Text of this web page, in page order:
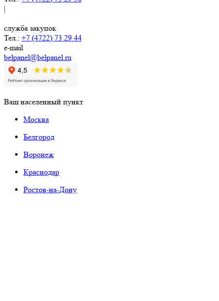
|
служба закупок
Тел.: +7 (4722) 73 29 44
e-mail
belpanel@belpanel.ru
Ваш населенный пункт
Москва
Белгород
Воронеж
Краснодар
Ростов-на-Дону